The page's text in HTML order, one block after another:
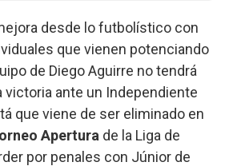
desde lo futbolístico con
que vienen potenciando
de Diego Aguirre no tendrá
victoria ante un Independiente
que viene de ser eliminado en
Apertura de la Liga de
por penales con Júnior de